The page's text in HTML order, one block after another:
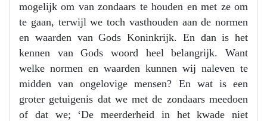
mogelijk om van zondaars te houden en met ze om
te gaan, terwijl we toch vasthouden aan de normen
en waarden van Gods Koninkrijk. En dan is het
kennen van Gods woord heel belangrijk. Want
welke normen en waarden kunnen wij naleven te
midden van ongelovige mensen? En wat is een
groter getuigenis dat we met de zondaars meedoen
of dat we; ‘De meerderheid in het kwade niet